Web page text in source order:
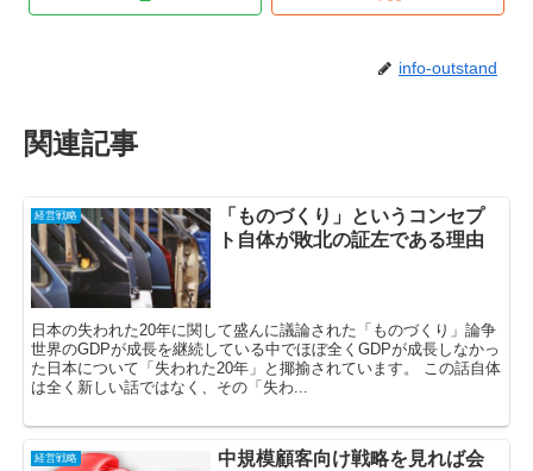
info-outstand
関連記事
経営戦略
「ものづくり」というコンセプ
ト自体が敗北の証左である理由
日本の失われた20年に関して盛んに議論された「ものづくり」論争
世界のGDPが成長を継続している中でほぼ全くGDPが成長しなかっ
た日本について「失われた20年」と揶揄されています。 この話自体
は全く新しい話ではなく、その「失わ...
経営戦略
中規模顧客向け戦略を見れば会